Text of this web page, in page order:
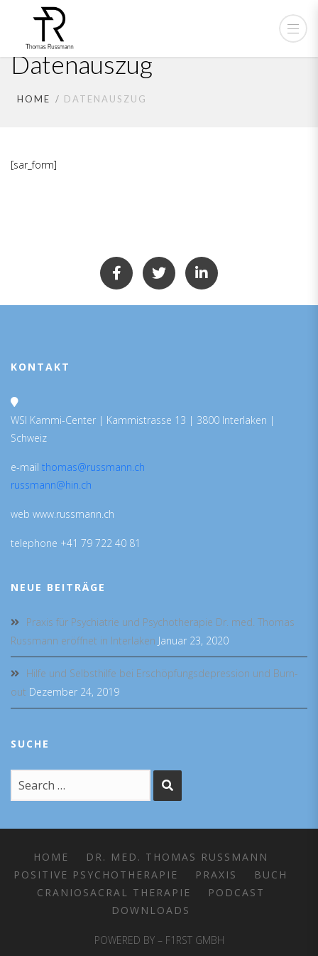
Datenauszug
HOME DATENAUSZUG
[sar_form]
KONTAKT
WSI Kammi-Center | Kammistrasse 13 | 3800 Interlaken |
Schweiz
e-mail thomas@russmann.ch
russmann@hin.ch
web www.russmann.ch
telephone +41 79 722 40 81
NEUE BEITRÄGE
Praxis für Psychiatrie und Psychotherapie Dr. med. Thomas
Russmann eröffnet in Interlaken Januar 23, 2020
Hilfe und Selbsthilfe bei Erschöpfungsdepression und Burn-
out Dezember 24, 2019
SUCHE
HOME
DR. MED. THOMAS RUSSMANN
POSITIVE PSYCHOTHERAPIE
PRAXIS
BUCH
CRANIOSACRAL THERAPIE
PODCAST
DOWNLOADS
POWERED BY – F1RST GMBH